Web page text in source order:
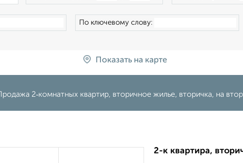
По ключевому слову:
Показать на карте
Продажа 2‑комнатных квартир, вторичное жилье, вторичка, на
2-к квартира,